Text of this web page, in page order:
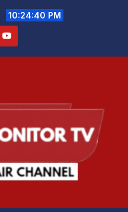
10:24:41 PM